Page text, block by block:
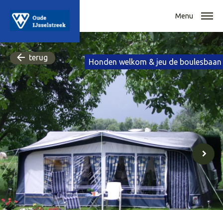
Menu
Honden welkom & jeu de boulesbaan
terug